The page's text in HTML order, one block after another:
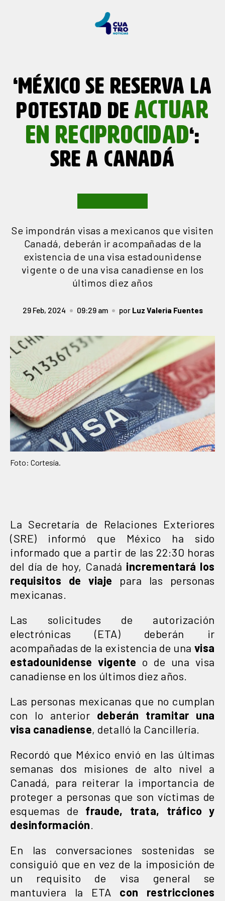
‘MÉXICO SE RESERVA LA
POTESTAD DE ACTUAR
EN RECIPROCIDAD‘:
SRE A CANADÁ
Se impondrán visas a mexicanos que visiten
Canadá, deberán ir acompañadas de la
existencia de una visa estadounidense
vigente o de una visa canadiense en los
últimos diez años
29 Feb, 2024 09:29 am por Luz Valeria Fuentes
Foto: Cortesía.
La Secretaría de Relaciones Exteriores
(SRE) informó que México ha sido
informado que a partir de las 22:30 horas
del día de hoy, Canadá incrementará los
requisitos de viaje para las personas
mexicanas.
Las solicitudes de autorización
electrónicas (ETA) deberán ir
acompañadas de la existencia de una visa
estadounidense vigente o de una visa
canadiense en los últimos diez años.
Las personas mexicanas que no cumplan
con lo anterior deberán tramitar una
visa canadiense, detalló la Cancillería.
Recordó que México envió en las últimas
semanas dos misiones de alto nivel a
Canadá, para reiterar la importancia de
proteger a personas que son víctimas de
esquemas de fraude, trata, tráfico y
desinformación
En las conversaciones sostenidas se
consiguió que en vez de la imposición de
un requisito de visa general se
mantuviera la ETA con restricciones